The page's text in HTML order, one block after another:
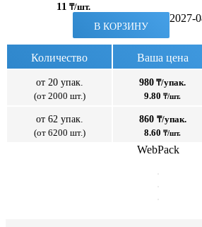
11 ₸/шт.
В КОРЗИНУ
2027-
Количество Ваша цена
от 20 упак.
(от 2000 шт.)
980 ₸/упак.
9.80 ₸/шт.
от 62 упак.
(от 6200 шт.)
860 ₸/упак.
8.60 ₸/шт.
WebPack